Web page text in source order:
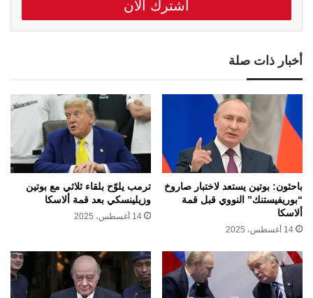
أخبار ذات صلة
باحثون: بوتين يستعد لاختبار صاروخ
“بوريفيستنك” النووي قبل قمة
ألاسكا
14 أغسطس، 2025
ترمب يلوّح بلقاء ثلاثي مع بوتين
وزيلينسكي بعد قمة ألاسكا
14 أغسطس، 2025